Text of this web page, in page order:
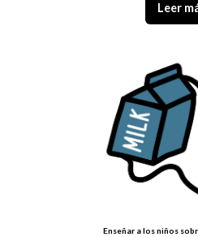
Leer
Enseñar a los niños